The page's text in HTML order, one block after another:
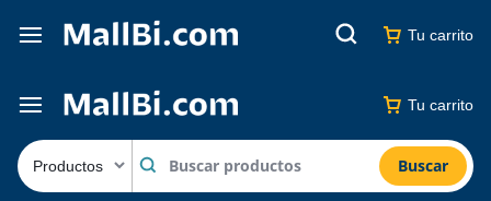
Tu carrito
Buscar
Tu carrito